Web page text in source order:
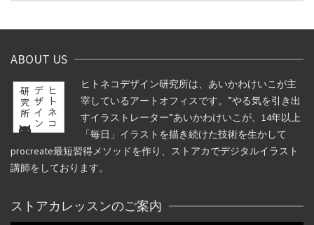
ABOUT US
ヒトネコデザイン研究所は、あいかわけいこが主
宰しているアートオフィスです。”やる気を引き出
すイラストレーター”あいかわけいこが、14年以上
「毎日」イラストを描き続けた技術を生かして
procreate最短習得メソッドを作り、ストアカでデジタルイラスト
講師をしております。
ストアカレッスンのご案内